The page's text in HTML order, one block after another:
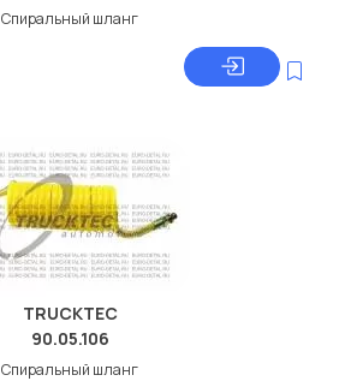
Спиральный шланг
TRUCKTEC
90.05.106
Спиральный шланг